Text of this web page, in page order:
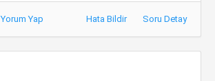
Yorum Yap Hata Bildir Soru Detay